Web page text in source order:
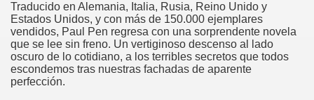
Traducido en Alemania, Italia, Rusia, Reino Unido y
Estados Unidos, y con más de 150.000 ejemplares
vendidos, Paul Pen regresa con una sorprendente novela
que se lee sin freno. Un vertiginoso descenso al lado
oscuro de lo cotidiano, a los terribles secretos que todos
escondemos tras nuestras fachadas de aparente
perfección.